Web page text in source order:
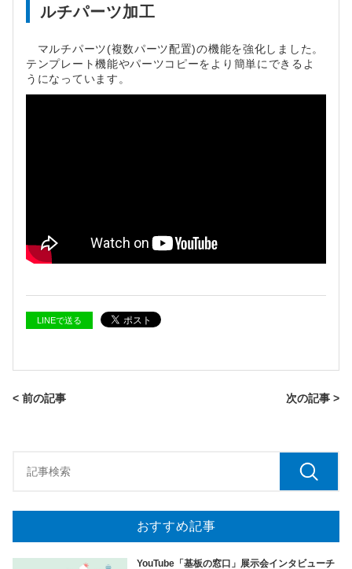
ルチパーツ加工
マルチパーツ(複数パーツ配置)の機能を強化しました。
テンプレート機能やパーツコピーをより簡単にできるよ
うになっています。
LINEで送る
< 前の記事 次の記事 >
おすすめ記事
YouTube「基板の窓口」展示会インタビューチ